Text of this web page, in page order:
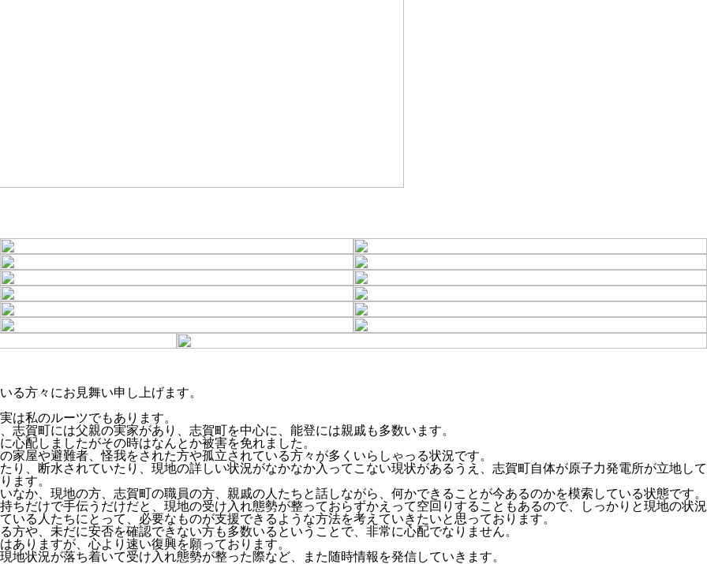
る方々にお見舞い申し上げます。
は私のルーツでもあります。
賀町には父親の実家があり、志賀町を中心に、能登には親戚も多数います。
配しましたがその時はなんとか被害を免れました。
屋や避難者、怪我をされた方や孤立されている方々が多くいらしゃっる状況です。
り、断水されていたり、現地の詳しい状況がなかなか入ってこない現状があるうえ、志賀町自体が原子力発電所が立地して
ます。
か、現地の方、志賀町の職員の方、親戚の人たちと話しながら、何かできることが今あるのかを模索している状態です。
ちだけで手伝うだけだと、現地の受け入れ態勢が整っておらずかえって空回りすることもあるので、しっかりと現地の状況
る人たちにとって、必要なものが支援できるような方法を考えていきたいと思っております。
や、未だに安否を確認できない方も多数いるということで、非常に心配でなりません。
ありますが、心より速い復興を願っております。
状況が落ち着いて受け入れ態勢が整った際など、また随時情報を発信していきます。